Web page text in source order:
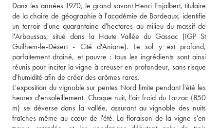
Dans les années 1970, le grand savant Henri Enjalbert, titulaire
de la chaire de géographie à l'académie de Bordeaux, identifie
un terroir d'une quarantaine d'hectares au milieu du massif de
l'Arboussas, situé dans la Haute Vallée du Gassac (IGP St
Guilhem-le-Désert - Cité d'Aniane). Le sol y est profond,
parfaitement drainé, et pauvre : tous les ingrédients sont ainsi
réunis pour inciter la vigne à creuser en profondeur, sans risque
d'humidité afin de créer des arômes rares.
L'exposition du vignoble sur pentes Nord limite pendant l'été les
heures d'ensoleillement. Chaque nuit, l'air froid du Larzac (850
m) se déverse dans la vallée, assurant au vignoble des nuits
fraîches même au cœur de l'été. La floraison de la vigne s'en